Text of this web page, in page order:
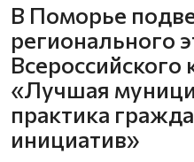
В Поморье
регионального
Всероссийского
«Лучшая
практика
инициатив»